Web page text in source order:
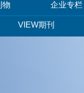
物 企业专栏
VIEW期刊